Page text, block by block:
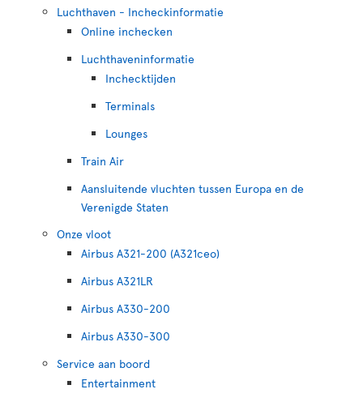
Luchthaven - Incheckinformatie
Online inchecken
Luchthaveninformatie
Inchecktijden
Terminals
Lounges
Train Air
Aansluitende vluchten tussen Europa en de
Verenigde Staten
Onze vloot
Airbus A321-200 (A321ceo)
Airbus A321LR
Airbus A330-200
Airbus A330-300
Service aan boord
Entertainment